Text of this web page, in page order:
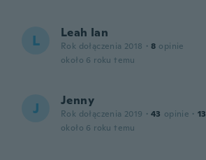
L Leah Ian
Rok dołączenia 2018 · 8 opinie
około 6 roku temu
J Jenny
Rok dołączenia 2019 · 43 opinie · 13
około 6 roku temu